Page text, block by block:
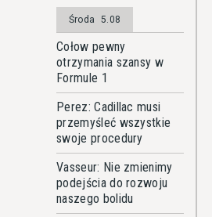
Środa 5.08
Cołow pewny
otrzymania szansy w
Formule 1
Perez: Cadillac musi
przemyśleć wszystkie
swoje procedury
Vasseur: Nie zmienimy
podejścia do rozwoju
naszego bolidu